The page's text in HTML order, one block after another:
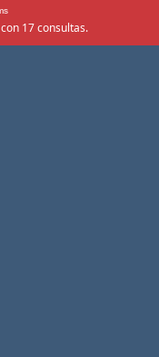
17 consultas.